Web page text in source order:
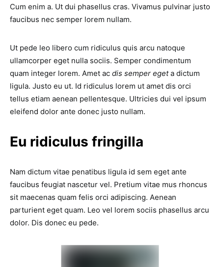
Cum enim a. Ut dui phasellus cras. Vivamus pulvinar justo
faucibus nec semper lorem nullam.
Ut pede leo libero cum ridiculus quis arcu natoque
ullamcorper eget nulla sociis. Semper condimentum
quam integer lorem. Amet ac dis semper egeta dictum
ligula. Justo eu ut. Id ridiculus lorem ut amet dis orci
tellus etiam aenean pellentesque. Ultricies dui vel ipsum
eleifend dolor ante donec justo nullam.
Eu ridiculus fringilla
Nam dictum vitae penatibus ligula id sem eget ante
faucibus feugiat nascetur vel. Pretium vitae mus rhoncus
sit maecenas quam felis orci adipiscing. Aenean
parturient eget quam. Leo vel lorem sociis phasellus arcu
dolor. Dis donec eu pede.